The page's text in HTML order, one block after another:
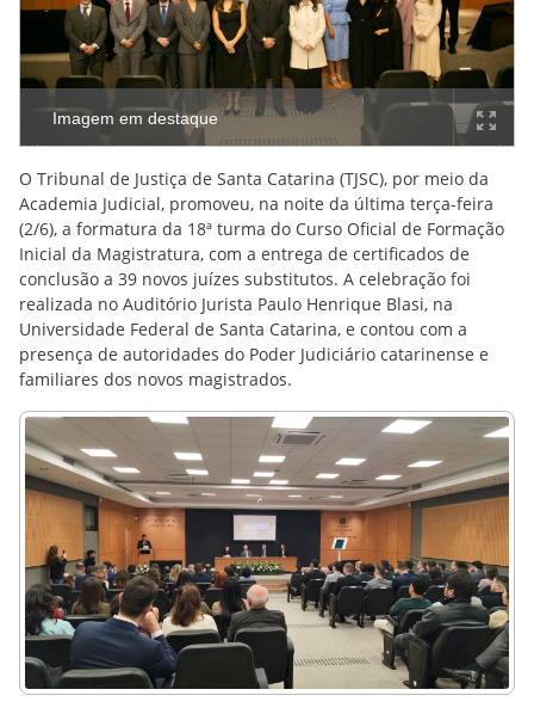
Imagem em destaque
O Tribunal de Justiça de Santa Catarina (TJSC), por meio da
Academia Judicial, promoveu, na noite da última terça-feira
(2/6), a formatura da 18ª turma do Curso Oficial de Formação
Inicial da Magistratura, com a entrega de certificados de
conclusão a 39 novos juízes substitutos. A celebração foi
realizada no Auditório Jurista Paulo Henrique Blasi, na
Universidade Federal de Santa Catarina, e contou com a
presença de autoridades do Poder Judiciário catarinense e
familiares dos novos magistrados.